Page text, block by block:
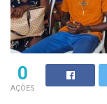
0
AÇÕES